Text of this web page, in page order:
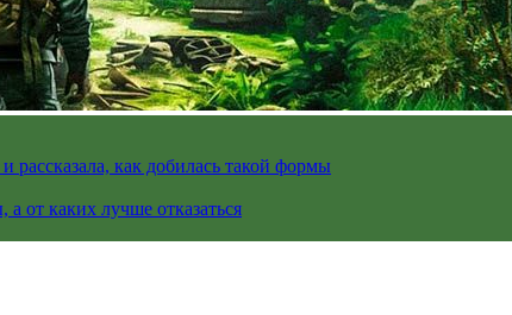
как добилась такой формы
от каких лучше отказаться